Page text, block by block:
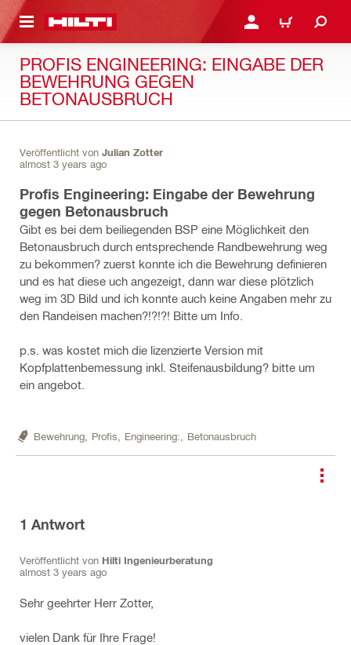
ANMELDEN ODER
WARENKORB
PROFIS ENGINEERING: EINGABE DER
BEWEHRUNG GEGEN
BETONAUSBRUCH
Veröffentlicht von Julian Zotter
almost 3 years ago
Profis Engineering: Eingabe der Bewehrung
gegen Betonausbruch
Gibt es bei dem beiliegenden BSP eine Möglichkeit den
Betonausbruch durch entsprechende Randbewehrung weg
zu bekommen? zuerst konnte ich die Bewehrung definieren
und es hat diese uch angezeigt, dann war diese plötzlich
weg im 3D Bild und ich konnte auch keine Angaben mehr zu
den Randeisen machen?!?!?! Bitte um Info.
p.s. was kostet mich die lizenzierte Version mit
Kopfplattenbemessung inkl. Steifenausbildung? bitte um
ein angebot.
Bewehrung, Profis, Engineering:, Betonausbruch
1 Antwort
Veröffentlicht von Hilti Ingenieurberatung
almost 3 years ago
Sehr geehrter Herr Zotter,
vielen Dank für Ihre Frage!